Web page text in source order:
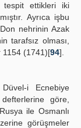
tespit ettikleri iki
Ayrıca işbu
nehrinin Azak
tarafsız olması,
1154 (1741)[94].
i Ecnebiye
göre,
ile Osmanlı
görüşmeler